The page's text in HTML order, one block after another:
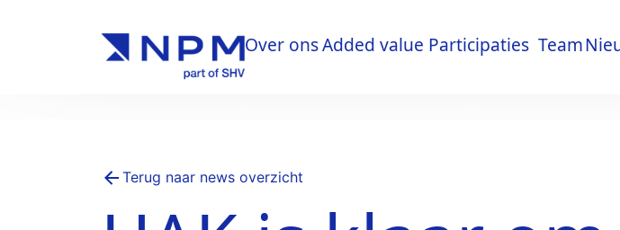
Over onsAdded value Participaties Team
Terug naar news overzicht